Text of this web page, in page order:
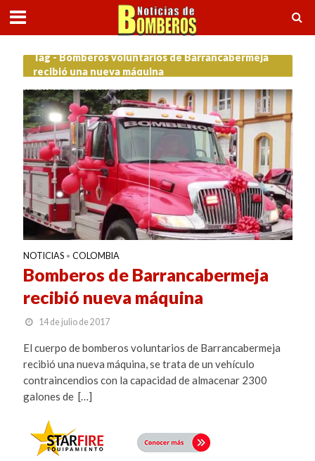
Tag - Bomberos voluntarios de Barrancabermeja
recibió una nueva máquina
NOTICIAS • COLOMBIA
Bomberos de Barrancabermeja
recibió nueva máquina
14 de julio de 2017
El cuerpo de bomberos voluntarios de Barrancabermeja
recibió una nueva máquina, se trata de un vehículo
contraincendios con la capacidad de almacenar 2300
galones de […]